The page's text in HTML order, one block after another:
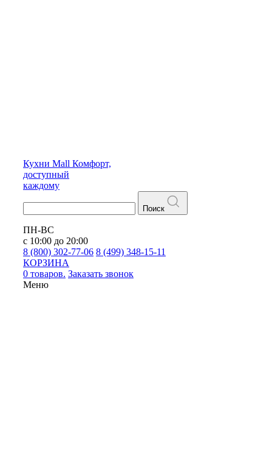
Кухни Mall Комфорт,
доступный
каждому
Поиск
ПН-ВС
с 10:00 до 20:00
8 (800) 302-77-06 8 (499) 348-15-11
КОРЗИНА
0 товаров. Заказать звонок
Меню